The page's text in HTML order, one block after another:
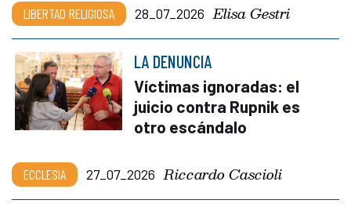
LIBERTAD RELIGIOSA 28_07_2026 Elisa Gestri
LA DENUNCIA
Víctimas ignoradas: el
juicio contra Rupnik es
otro escándalo
ECCLESIA 27_07_2026 Riccardo Cascioli